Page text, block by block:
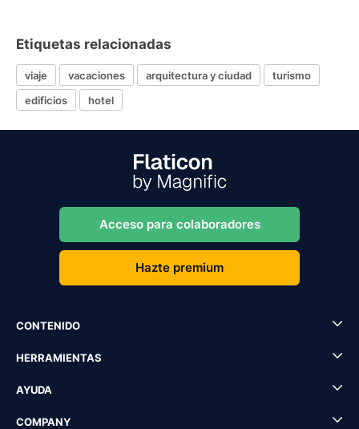
Etiquetas relacionadas
viaje vacaciones arquitectura y ciudad
turismo
edificios
hotel
Acceso para colaboradores
Hazte premium
CONTENIDO
HERRAMIENTAS
AYUDA
COMPANY